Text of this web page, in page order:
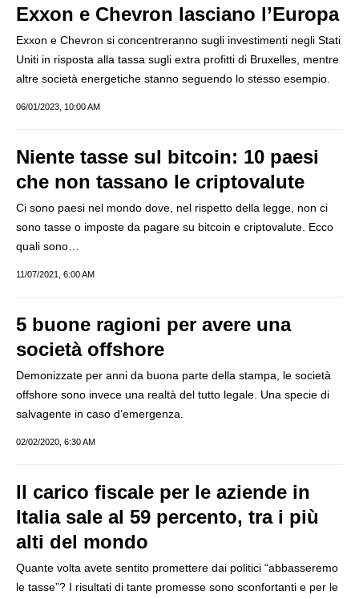
Exxon e Chevron lasciano l’Europa
Exxon e Chevron si concentreranno sugli investimenti negli Stati
Uniti in risposta alla tassa sugli extra profitti di Bruxelles, mentre
altre società energetiche stanno seguendo lo stesso esempio.
06/01/2023, 10:00 AM
Niente tasse sul bitcoin: 10 paesi
che non tassano le criptovalute
Ci sono paesi nel mondo dove, nel rispetto della legge, non ci
sono tasse o imposte da pagare su bitcoin e criptovalute. Ecco
quali sono…
11/07/2021, 6:00 AM
5 buone ragioni per avere una
società offshore
Demonizzate per anni da buona parte della stampa, le società
offshore sono invece una realtà del tutto legale. Una specie di
salvagente in caso d’emergenza.
02/02/2020, 6:30 AM
Il carico fiscale per le aziende in
Italia sale al 59 percento, tra i più
alti del mondo
Quante volta avete sentito promettere dai politici “abbasseremo
le tasse”? I risultati di tante promesse sono sconfortanti e per le